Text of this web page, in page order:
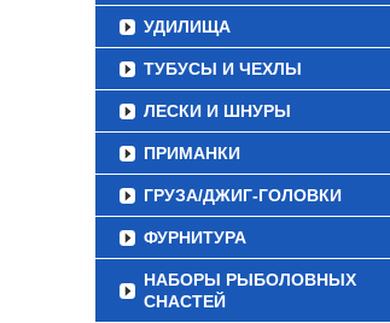
УДИЛИЩА
ТУБУСЫ И ЧЕХЛЫ
ЛЕСКИ И ШНУРЫ
ПРИМАНКИ
ГРУЗА/ДЖИГ-ГОЛОВКИ
ФУРНИТУРА
НАБОРЫ РЫБОЛОВНЫХ
СНАСТЕЙ